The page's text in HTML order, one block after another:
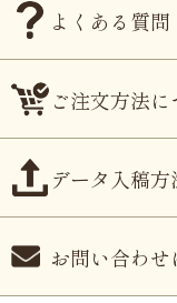
よくある質問
ご注文方法に
データ入稿方
お問い合わせ